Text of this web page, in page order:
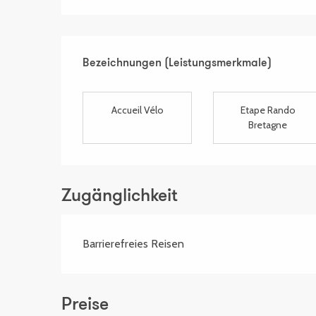
Bezeichnungen (Leistungsmerkmale)
Bezeichnungen (Leistungsmerkmale)
Accueil Vélo
Etape Rando
Bretagne
Zugänglichkeit
Barrierefreies Reisen
Preise